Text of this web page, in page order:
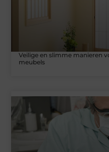
Veilige en slimme manieren
meubels